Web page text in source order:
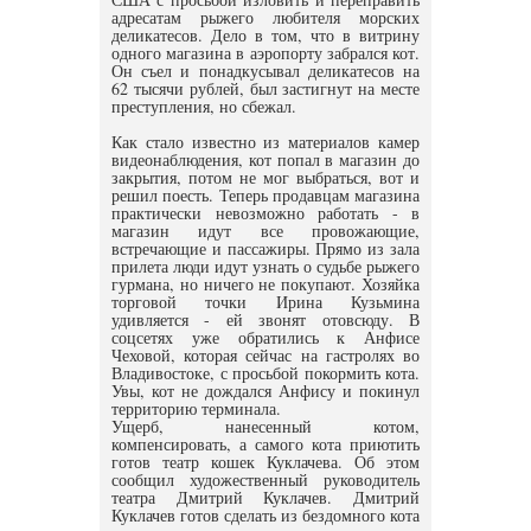
адресатам рыжего любителя морских
деликатесов. Дело в том, что в витрину
одного магазина в аэропорту забрался кот.
Он съел и понадкусывал деликатесов на
62 тысячи рублей, был застигнут на месте
преступления, но сбежал.
Как стало известно из материалов камер
видеонаблюдения, кот попал в магазин до
закрытия, потом не мог выбраться, вот и
решил поесть. Теперь продавцам магазина
практически невозможно работать - в
магазин идут все провожающие,
встречающие и пассажиры. Прямо из зала
прилета люди идут узнать о судьбе рыжего
гурмана, но ничего не покупают. Хозяйка
торговой точки Ирина Кузьмина
удивляется - ей звонят отовсюду. В
соцсетях уже обратились к Анфисе
Чеховой, которая сейчас на гастролях во
Владивостоке, с просьбой покормить кота.
Увы, кот не дождался Анфису и покинул
территорию терминала.
Ущерб, нанесенный котом,
компенсировать, а самого кота приютить
готов театр кошек Куклачева. Об этом
сообщил художественный руководитель
театра Дмитрий Куклачев. Дмитрий
Куклачев готов сделать из бездомного кота